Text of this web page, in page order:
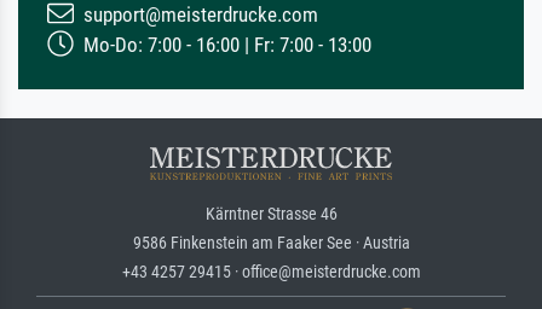
support@meisterdrucke.com
Mo-Do: 7:00 - 16:00 | Fr: 7:00 - 13:00
Kärntner Strasse 46
9586 Finkenstein am Faaker See · Austria
+43 4257 29415 · office@meisterdrucke.com